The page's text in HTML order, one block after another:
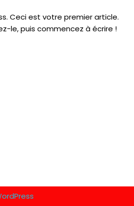
Ceci est votre premier article.
le, puis commencez à écrire !